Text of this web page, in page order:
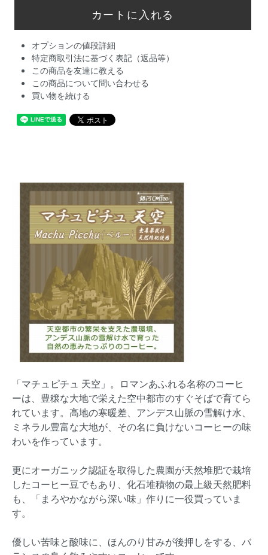
オプションの値段詳細
特定商取引法に基づく表記（返品等）
この商品を友達に教える
この商品について問い合わせる
買い物を続ける
「マチュピチュ 天空」。ロマンあふれる名称のコーヒ
ーは、豊穣な大地で栄えた空中都市のすぐそばで育てら
れています。高地の寒暖差、アンデス山脈の雪解け水、
ミネラル豊富な大地が、その名に負けないコーヒーの味
わいを作っています。
更にオーガニック認証を取得した農園が天然堆肥で栽培
したコーヒー豆でもあり、化石堆積物の最上級天然肥料
も、「まろやかながら深い味」作りに一役買っていま
す。
優しい苦味と酸味に、ほんのり甘みが後押しをする、バ